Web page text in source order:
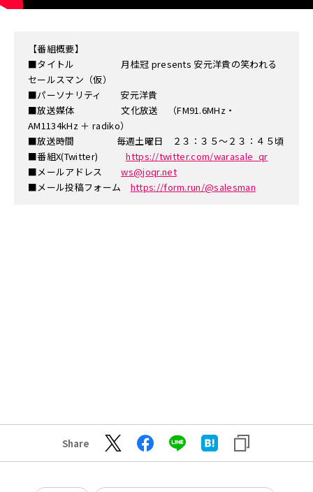
【番組概要】
■タイトル 月桂冠 presents 安元洋貴の笑われる
セールスマン（仮）
■パーソナリティ 安元洋貴
■放送媒体 文化放送 （FM91.6MHz・
AM1134kHz ＋ radiko）
■放送時間 毎週土曜日 ２３：３５～２３：４５頃
■番組X(Twitter)https://twitter.com/warasale_qr
■メールアドレスws@joqr.net
■メール投稿フォーム https://form.run/@salesman
Share